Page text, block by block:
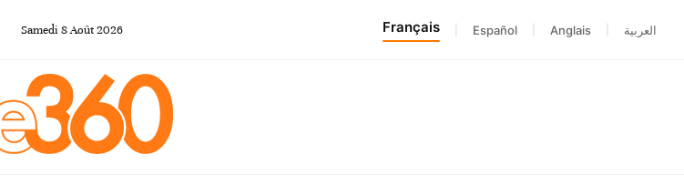
Samedi 8Août2026 Français Español Anglais العربية